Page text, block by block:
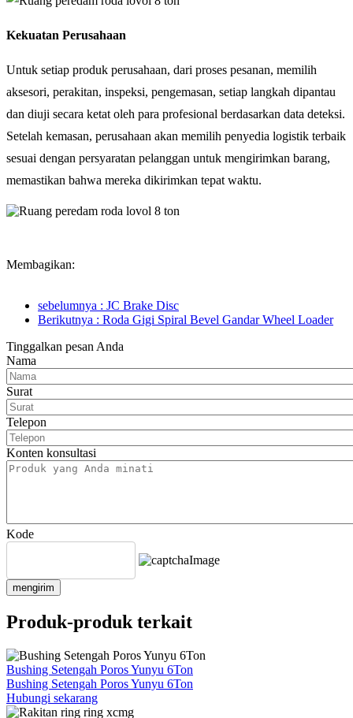
Kekuatan Perusahaan
Untuk setiap produk perusahaan, dari proses pesanan, memilih
aksesori, perakitan, inspeksi, pengemasan, setiap langkah dipantau
dan diuji secara ketat oleh para profesional berdasarkan data deteksi.
Setelah kemasan, perusahaan akan memilih penyedia logistik terbaik
sesuai dengan persyaratan pelanggan untuk mengirimkan barang,
memastikan bahwa mereka dikirimkan tepat waktu.
Membagikan:
sebelumnya : JC Brake Disc
Berikutnya : Roda Gigi Spiral Bevel Gandar Wheel Loader
Tinggalkan pesan Anda
Nama
Surat
Telepon
Konten konsultasi
Kode
mengirim
Produk-produk terkait
Bushing Setengah Poros Yunyu 6Ton
Bushing Setengah Poros Yunyu 6Ton
Hubungi sekarang